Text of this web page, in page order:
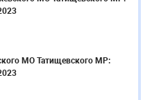
МО Татищевского МР: